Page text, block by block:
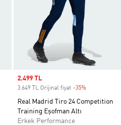
Sale price
2.499 TL
3.649 TL Orijinal fiyat -35%
Real Madrid Tiro 24 Competition
Training Eşofman Altı
Erkek Performance